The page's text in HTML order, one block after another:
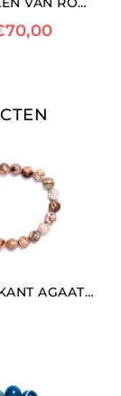
70,00
LAGUNA KANT AGAAT ELASTISCHE ARMBAND